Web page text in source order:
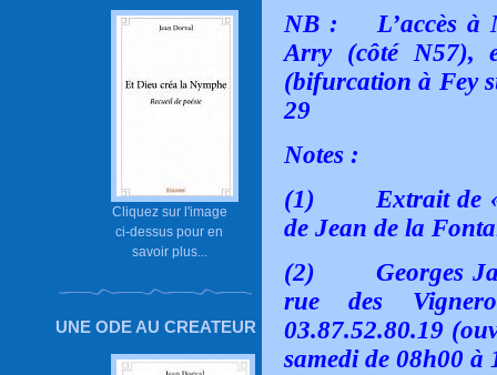
Cliquez sur l'image
ci-dessus pour en
savoir plus...
UNE ODE AU CREATEUR
NB : L’accès à
Arry (côté N57),
(bifurcation à Fey
29
Notes :
(1)
Extrait de
de Jean de la
(2)
Georges
rue des
03.87.52.80.19
samedi de 08h00 à